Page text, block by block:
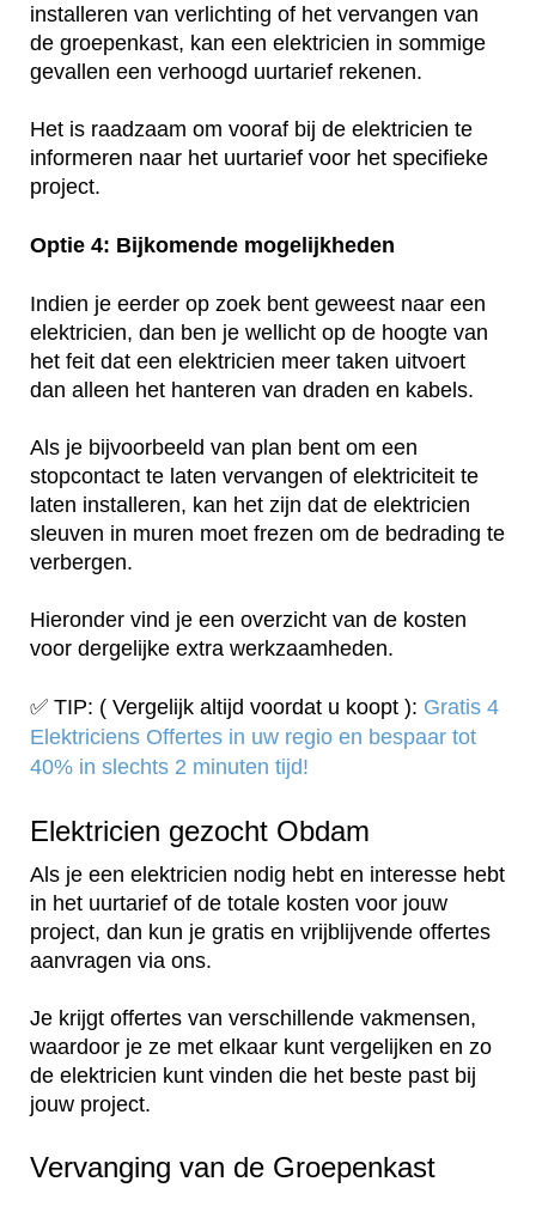
installeren van verlichting of het vervangen van
de groepenkast, kan een elektricien in sommige
gevallen een verhoogd uurtarief rekenen.
Het is raadzaam om vooraf bij de elektricien te
informeren naar het uurtarief voor het specifieke
project.
Optie 4: Bijkomende mogelijkheden
Indien je eerder op zoek bent geweest naar een
elektricien, dan ben je wellicht op de hoogte van
het feit dat een elektricien meer taken uitvoert
dan alleen het hanteren van draden en kabels.
Als je bijvoorbeeld van plan bent om een
stopcontact te laten vervangen of elektriciteit te
laten installeren, kan het zijn dat de elektricien
sleuven in muren moet frezen om de bedrading te
verbergen.
Hieronder vind je een overzicht van de kosten
voor dergelijke extra werkzaamheden.
✅ TIP: ( Vergelijk altijd voordat u koopt ): Gratis 4
Elektriciens Offertes in uw regio en bespaar tot
40% in slechts 2 minuten tijd!
Elektricien gezocht Obdam
Als je een elektricien nodig hebt en interesse hebt
in het uurtarief of de totale kosten voor jouw
project, dan kun je gratis en vrijblijvende offertes
aanvragen via ons.
Je krijgt offertes van verschillende vakmensen,
waardoor je ze met elkaar kunt vergelijken en zo
de elektricien kunt vinden die het beste past bij
jouw project.
Vervanging van de Groepenkast